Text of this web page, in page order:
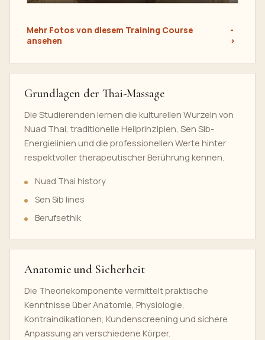
Mehr Fotos von diesem Training Course
ansehen
Grundlagen der Thai-Massage
Die Studierenden lernen die kulturellen Wurzeln von
Nuad Thai, traditionelle Heilprinzipien, Sen Sib-
Energielinien und die professionellen Werte hinter
respektvoller therapeutischer Berührung kennen.
Nuad Thai history
Sen Sib lines
Berufsethik
Anatomie und Sicherheit
Die Theoriekomponente vermittelt praktische
Kenntnisse über Anatomie, Physiologie,
Kontraindikationen, Kundenscreening und sichere
Anpassung an verschiedene Körper.